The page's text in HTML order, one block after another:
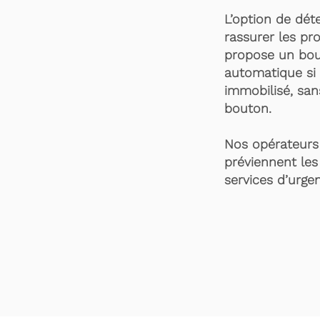
L’option de
rassurer les
propose un
automatique
immobilisé,
bouton.
Nos
préviennent
services